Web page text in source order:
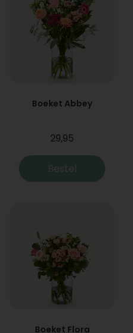
Boeket Abbey
29,95
Bestel
Boeket Flora